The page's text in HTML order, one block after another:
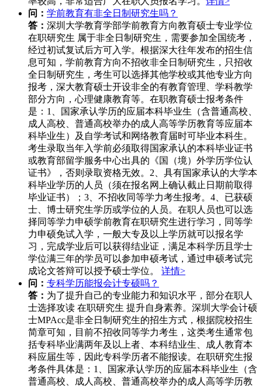
问： 学前教育有非全日制研究生吗？
答： 深圳大学教育学部学前教育方向教育硕士专业学位
在职研究生 属于非全日制研究生，需要参加全国统考，
经过初试复试后方可入学。根据深大往年发布的招生信
息可知，学前教育方向不招收非全日制研究生，只招收
全日制研究生，考生可以选择其他学校或其他专业方向
报考，深大教育硕士开设非全的有教育管理、学科教学
部分方向，心理健康教育等。在职教育硕士报考条件
是：1、国家承认学历的应届本科毕业生（含普通高校、
成人高校、普通高校举办的成人高等学历教育等应届本
科毕业生）及自学考试和网络教育届时可毕业本科生。
考生录取当年入学前必须取得国家承认的本科毕业证书
或教育部留学服务中心出具的《国（境）外学历学位认
证书》，否则录取资格无效。2、具有国家承认的大学本
科毕业学历的人员（须在报名网上确认截止日期前取得
毕业证书）；3、不招收同等学力考生报考。4、已获硕
士、博士研究生学历或学位的人员。在职人员也可以选
择同等学力申硕学前教育在职研究生进行学习，同等学
力申硕免试入学，一般大专及以上学历就可以报名学
习，完成学业后可以获得结业证，满足本科学历且学士
学位满三年的学员可以参加申硕考试，通过申硕考试完
成论文答辩可以授予硕士学位。 详情>
问： 专科学历能报会计专硕吗？
答： 为了提升自己的专业能力和知识水平，部分在职人
士选择攻读 在职研究生 提升自身素养。深圳大学会计硕
士MPAcc是非全日制研究生的招生方式，根据院校招生
简章可知，目前不招收同等学力考生，这类考生通常包
括专科毕业满两年及以上者、本科结业生、成人教育本
科应届生等，因此专科学历者不能报读。在职研究生报
考条件具体是：1、国家承认学历的应届本科毕业生（含
普通高校、成人高校、普通高校举办的成人高等学历教